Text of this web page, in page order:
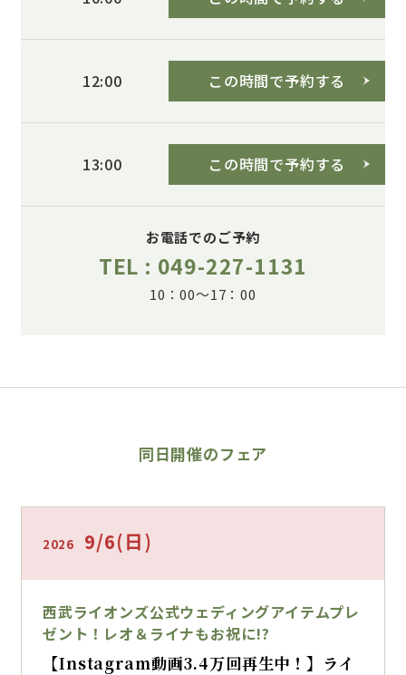
12:00 この時間で予約する
13:00 この時間で予約する
お電話でのご予約
TEL : 049-227-1131
10：00～17：00
同日開催のフェア
2026 9/6(日)
西武ライオンズ公式ウェディングアイテムプレ
ゼント！レオ＆ライナもお祝に!?
【Instagram動画3.4万回再生中！】ライ